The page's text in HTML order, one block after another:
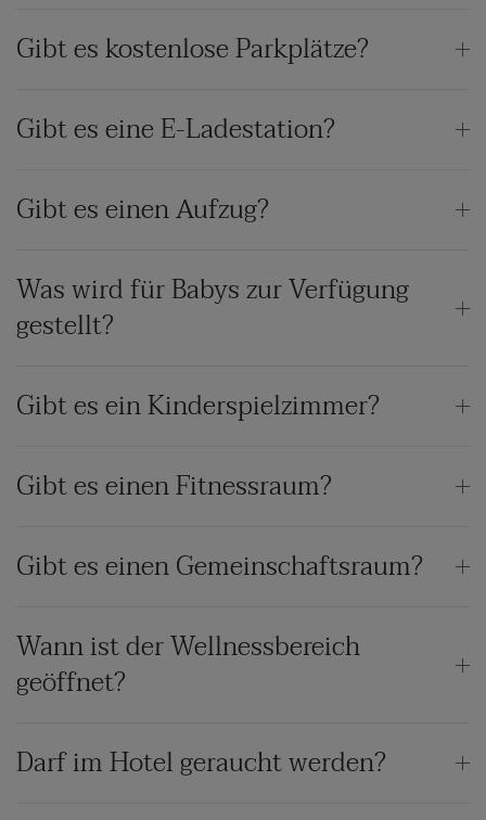
Gibt es kostenlose Parkplätze?
Gibt es eine E-Ladestation?
Gibt es einen Aufzug?
Was wird für Babys zur Verfügung
gestellt?
Gibt es ein Kinderspielzimmer?
Gibt es einen Fitnessraum?
Gibt es einen Gemeinschaftsraum?
Wann ist der Wellnessbereich
geöffnet?
Darf im Hotel geraucht werden?